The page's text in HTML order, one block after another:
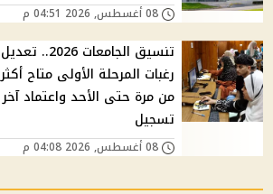
08 أغسطس, 2026 04:51 م
تنسيق الجامعات 2026.. تعديل
رغبات المرحلة الأولى متاح أكثر
من مرة حتى الأحد واعتماد آخر
تسجيل
08 أغسطس, 2026 04:08 م